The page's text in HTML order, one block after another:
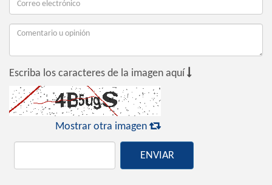
Escriba los caracteres de la imagen aquí 
Mostrar otra imagen 
ENVIAR